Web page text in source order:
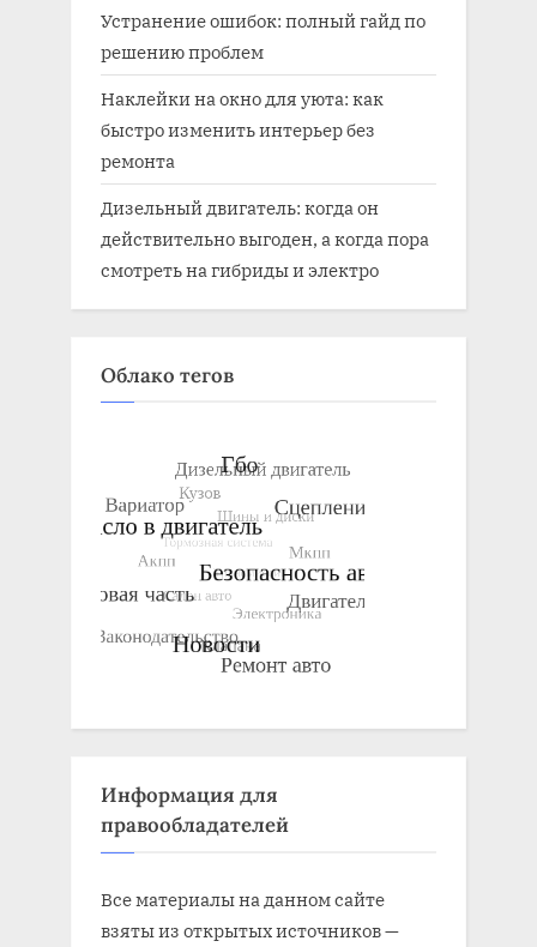
Устранение ошибок: полный гайд по
решению проблем
Наклейки на окно для уюта: как
быстро изменить интерьер без
ремонта
Дизельный двигатель: когда он
действительно выгоден, а когда пора
смотреть на гибриды и электро
Облако тегов
Информация для
правообладателей
Все материалы на данном сайте
взяты из открытых источников —